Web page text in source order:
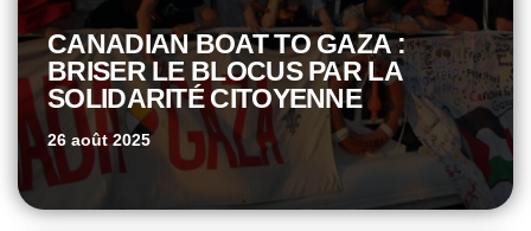
CANADIAN BOAT TO GAZA :
BRISER LE BLOCUS PAR LA
SOLIDARITÉ CITOYENNE
26 août 2025